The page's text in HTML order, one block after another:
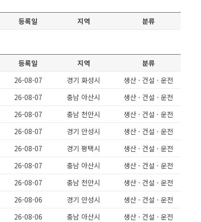
등록일 지역 분류
등록일 지역
분류
26-08-07 경기 화성시
생산 · 건설 · 운전
26-08-07 충남 아산시
생산 · 건설 · 운전
26-08-07 충남 천안시
생산 · 건설 · 운전
26-08-07 경기 안성시
생산 · 건설 · 운전
26-08-07 경기 평택시
생산 · 건설 · 운전
26-08-07 충남 아산시
생산 · 건설 · 운전
26-08-07 충남 천안시
생산 · 건설 · 운전
26-08-06 경기 안성시
생산 · 건설 · 운전
26-08-06 충남 아산시
생산 · 건설 · 운전